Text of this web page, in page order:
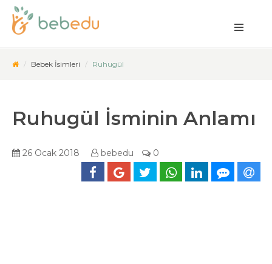
Bebek İsimleri Ruhugül
Ruhugül İsminin Anlamı
26 Ocak 2018 bebedu 0